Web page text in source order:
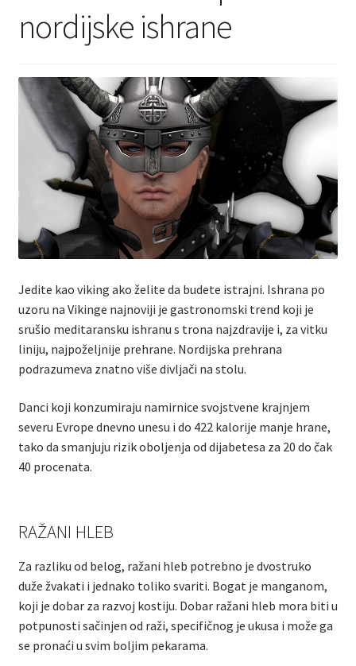
nordijske ishrane
Jedite kao viking ako želite da budete istrajni. Ishrana po
uzoru na Vikinge najnoviji je gastronomski trend koji je
srušio meditaransku ishranu s trona najzdravije i, za vitku
liniju, najpoželjnije prehrane. Nordijska prehrana
podrazumeva znatno više divljači na stolu.
Danci koji konzumiraju namirnice svojstvene krajnjem
severu Evrope dnevno unesu i do 422 kalorije manje hrane,
tako da smanjuju rizik oboljenja od dijabetesa za 20 do čak
40 procenata.
RAŽANI HLEB
Za razliku od belog, ražani hleb potrebno je dvostruko
duže žvakati i jednako toliko svariti. Bogat je manganom,
koji je dobar za razvoj kostiju. Dobar ražani hleb mora biti u
potpunosti sačinjen od raži, specifičnog je ukusa i može ga
se pronaći u svim boljim pekarama.